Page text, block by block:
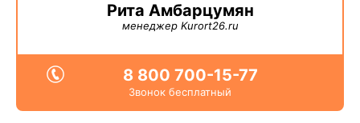
Рита Амбарцумян
менеджер Kurort26.ru
8 800 700-15-77
Звонок бесплатный